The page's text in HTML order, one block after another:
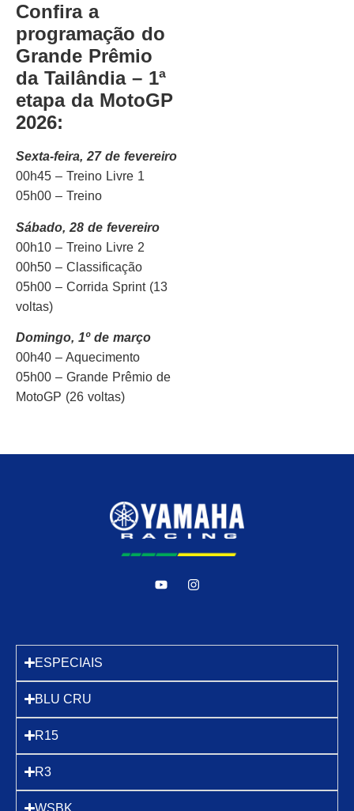
Confira a
programação do
Grande Prêmio
da Tailândia – 1ª
etapa da MotoGP
2026:
Sexta-feira, 27 de fevereiro
00h45 – Treino Livre 1
05h00 – Treino
Sábado, 28 de fevereiro
00h10 – Treino Livre 2
00h50 – Classificação
05h00 – Corrida Sprint (13
voltas)
Domingo, 1º de março
00h40 – Aquecimento
05h00 – Grande Prêmio de
MotoGP (26 voltas)
ESPECIAIS
BLU CRU
R15
R3
WSBK